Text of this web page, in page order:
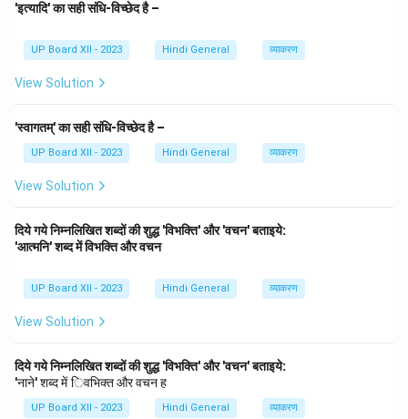
'इत्यादि' का सही संधि-विच्छेद है –
UP Board XII - 2023 Hindi General व्याकरण
View Solution
'स्वागतम्' का सही संधि-विच्छेद है –
UP Board XII - 2023 Hindi General व्याकरण
View Solution
दिये गये निम्नलिखित शब्दों की शुद्ध 'विभक्ति' और 'वचन' बताइये:
'आत्मनि' शब्द में विभक्ति और वचन
UP Board XII - 2023 Hindi General व्याकरण
View Solution
दिये गये निम्नलिखित शब्दों की शुद्ध 'विभक्ति' और 'वचन' बताइये:
'नाने' शब्द में िवभिक्त और वचन ह
UP Board XII - 2023 Hindi General व्याकरण